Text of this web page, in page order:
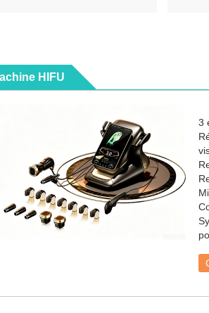
HIFU
3